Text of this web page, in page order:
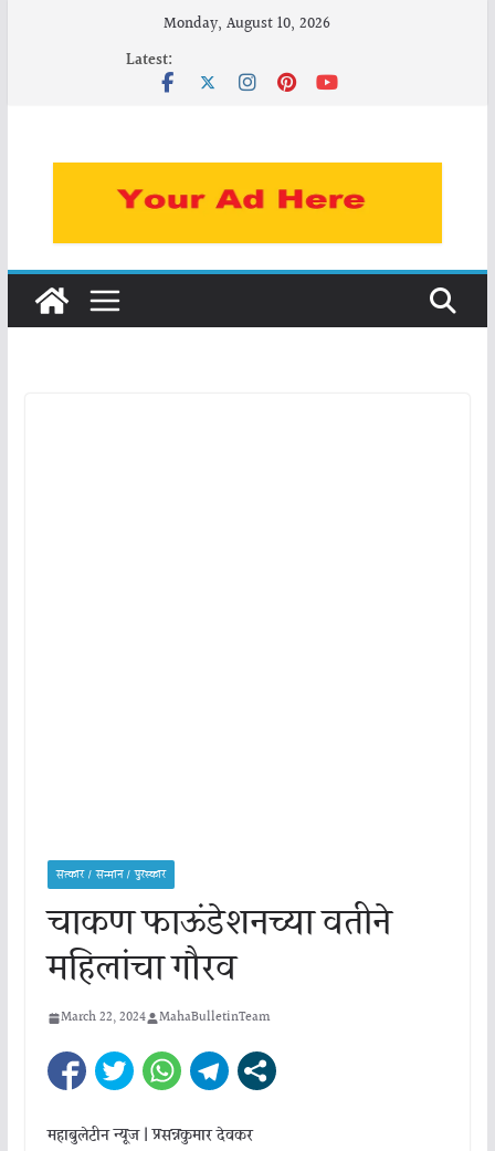
Monday, August 10, 2026
Latest:
सत्कार / सन्मान / पुरस्कार
चाकण फाऊंडेशनच्या वतीने
महिलांचा गौरव
March 22, 2024 MahaBulletinTeam
महाबुलेटीन न्यूज | प्रसन्नकुमार देवकर